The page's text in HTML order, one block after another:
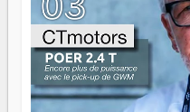
Surtout vos échecs,
n'importe quel manuel. À
Il faut juste s'assurer
même sens.